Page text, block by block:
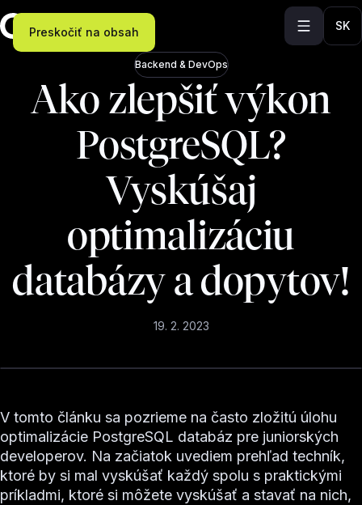
Preskočiť na obsah SK
Backend & DevOps
Ako zlepšiť výkon
PostgreSQL?
Vyskúšaj
optimalizáciu
databázy a dopytov!
19. 2. 2023
V tomto článku sa pozrieme na často zložitú úlohu
optimalizácie PostgreSQL databáz pre juniorských
developerov. Na začiatok uvediem prehľad techník,
ktoré by si mal vyskúšať každý spolu s praktickými
príkladmi, ktoré si môžete vyskúšať a stavať na nich,